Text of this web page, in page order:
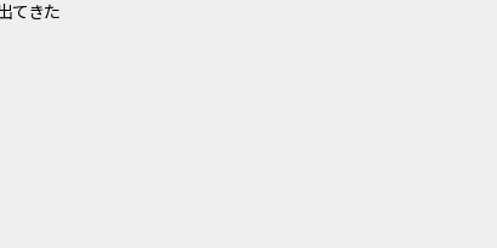
てきた